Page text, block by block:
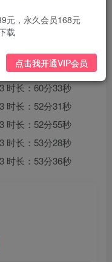
时长：63分38秒
时长：66分03秒
时长：60分58秒
时长：60分33秒
时长：52分31秒
时长：52分55秒
时长：53分28秒
时长：53分36秒
元，永久会员168元
载
点击我开通VIP会员